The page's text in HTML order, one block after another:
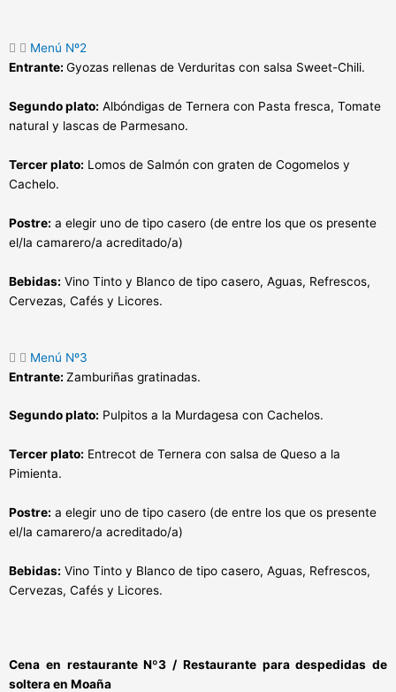
Menú Nº2
Entrante: Gyozas rellenas de Verduritas con salsa Sweet-Chili.
Segundo plato: Albóndigas de Ternera con Pasta fresca, Tomate
natural y lascas de Parmesano.
Tercer plato: Lomos de Salmón con graten de Cogomelos y
Cachelo.
Postre: a elegir uno de tipo casero (de entre los que os presente
el/la camarero/a acreditado/a)
Bebidas: Vino Tinto y Blanco de tipo casero, Aguas, Refrescos,
Cervezas, Cafés y Licores.
Menú Nº3
Entrante: Zamburiñas gratinadas.
Segundo plato: Pulpitos a la Murdagesa con Cachelos.
Tercer plato: Entrecot de Ternera con salsa de Queso a la
Pimienta.
Postre: a elegir uno de tipo casero (de entre los que os presente
el/la camarero/a acreditado/a)
Bebidas: Vino Tinto y Blanco de tipo casero, Aguas, Refrescos,
Cervezas, Cafés y Licores.
Cena en restaurante Nº3 / Restaurante para despedidas de
soltera en Moaña